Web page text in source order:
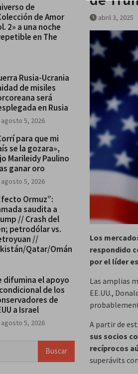
«Colección de Amor Vol. 2» a una
irrepetible en The Green Room
abril 3, 2025
Los
respondido
por el líder
Las amplias
EE.UU.,
A partir de
sus socios
recíprocos
superávits
de
de Amor
2» a una noche
en The
Rusia-Ucrania
de misiles
será
en Rusia
agosto 5, 2026
para que mi
se la gozara»,
Marileidy Paulino
ganar oro
agosto 5, 2026
Ormuz”:
saudita a
// Crash del
petrodólar vs.
//
Qatar/Omán
difumina el apoyo
de los
de
a Israel
agosto 5, 2026